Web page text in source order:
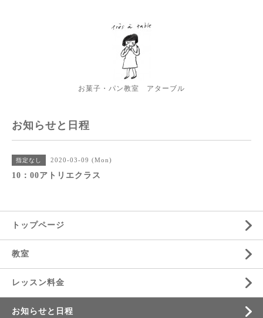
お菓子・パン教室 アターブル
お知らせと日程
指定なし 2020-03-09 (Mon)
10：00アトリエクラス
トップページ
教室
レッスン料金
お知らせと日程